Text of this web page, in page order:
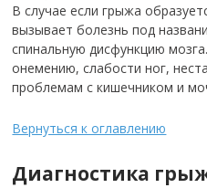
В случае если грыжа
вызывает болезнь под
спинальную дисфункцию
онемению, слабости ног,
проблемам с кишечником и
Вернуться к оглавлению
Диагностика